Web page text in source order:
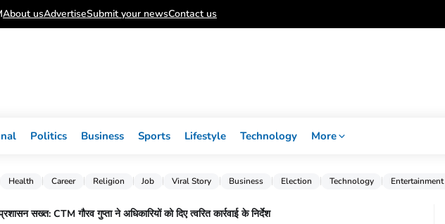
About usAdvertiseSubmit your newsContact us
Politics Business Sports Lifestyle Technology More
Health Career Religion Job Viral Story Business Election Technology Entertainment
सख्त: CTM गौरव गुप्ता ने अधिकारियों को दिए त्वरित कार्रवाई के निर्देश